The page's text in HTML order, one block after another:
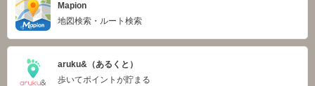
Mapion
地図検索・ルート検索
aruku&（あるくと）
歩いてポイントが貯まる